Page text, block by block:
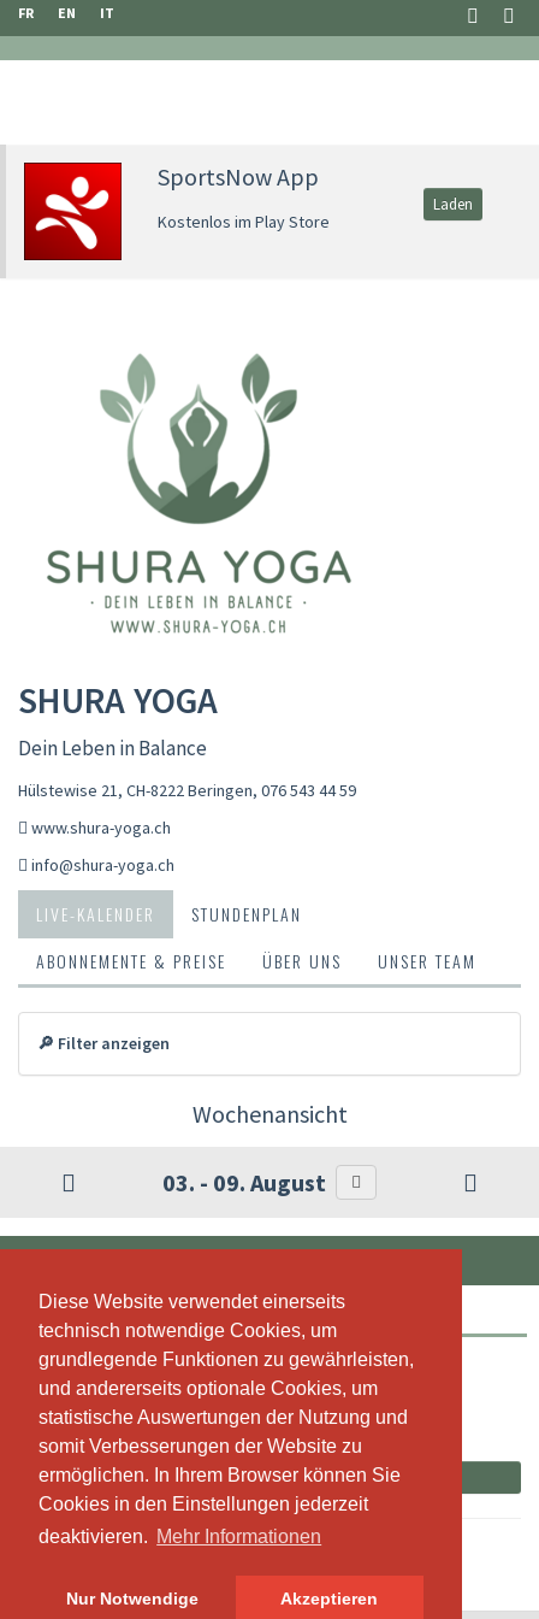
Diese Website verwendet einerseits
technisch notwendige Cookies, um
grundlegende Funktionen zu gewährleisten,
und andererseits optionale Cookies, um
statistische Auswertungen der Nutzung und
somit Verbesserungen der Website zu
ermöglichen. In Ihrem Browser können Sie
Cookies in den Einstellungen jederzeit
deaktivieren. Mehr Informationen
Nur Notwendige Akzeptieren
Diese Website verwendet einerseits
technisch notwendige Cookies, um
grundlegende Funktionen zu gewährleisten,
und andererseits optionale Cookies, um
statistische Auswertungen der Nutzung und
somit Verbesserungen der Website zu
ermöglichen. In Ihrem Browser können Sie
Cookies in den Einstellungen jederzeit
deaktivieren. Mehr Informationen
Nur Notwendige Akzeptieren
FR EN IT
SportsNow App
Kostenlos im Play Store
Laden
SHURA YOGA
Dein Leben in Balance
Hülstewise 21, CH-8222 Beringen, 076 543 44 59
www.shura-yoga.ch
info@shura-yoga.ch
LIVE-KALENDER
STUNDENPLAN
ABONNEMENTE & PREISE
ÜBER UNS UNSER TEAM
🔎 Filter anzeigen
Wochenansicht
03. - 09. August
Relax Yoga
18:30 - 19:30
Beringen/I Butterfly Me
Susanne Schäfer
Jetzt buchen